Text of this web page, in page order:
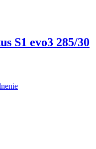
S1 evo3 285/30